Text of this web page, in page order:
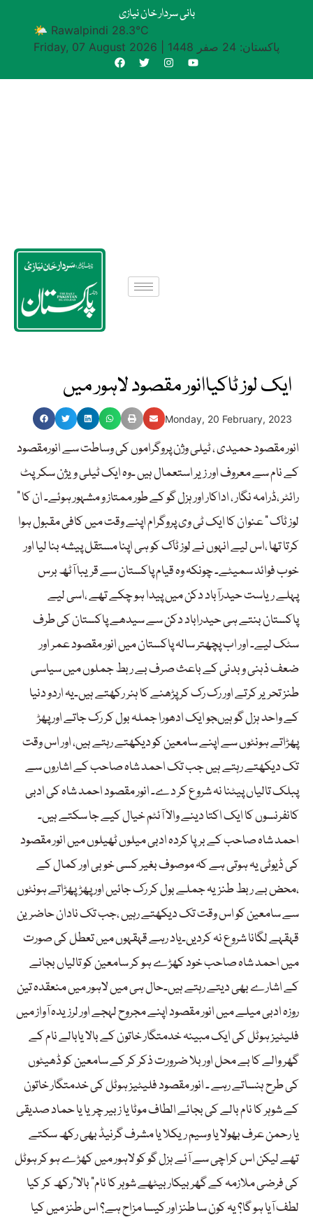
بانی سردار خان نیازی
🌤 Rawalpindi 28.3°C
Friday, 07 August 2026
پاکستان: 24 صفر 1448
ایک لوز ٹاکیاانور مقصود لاہور میں
Monday, 20 February, 2023
انور مقصود حمیدی ، ٹیلی وژن پروگراموں کی وساطت سے انورمقصود
کے نام سے معروف اور زیر استعمال ہیں ۔وہ ایک ٹیلی ویژن سکرپٹ
رائٹر ،ڈرامہ نگار ، اداکار اور ہزل گو کے طور ممتاز و مشہور ہوئے۔ ان کا ”
لوز ٹاک ” عنوان کا ایک ٹی وی پروگرام اپنے وقت میں کافی مقبول ہوا
کرتا تھا ،اس لیے انہوں نے لوز ٹاک کو ہی اپنا مستقل پیشہ بنا لیا اور
خوب فوائد سمیٹے۔ چونکہ وہ قیام پاکستان سے قریبا آٹھ برس
پہلے ریاست حیدرآباد دکن میں پیدا ہو چکے تھے ،اسی لیے
پاکستان بنتے ہی حیدراباد دکن سے سیدھے پاکستان کی طرف
سٹک لیے۔ اور اب پچھتر سالہ پاکستان میں انور مقصود عمر اور
ضعف ذہنی و بدنی کے باعث صرف بے ربط جملوں میں سیاسی
طنز تحریر کرتے اور رک رک کر پڑھنے کا ہنر رکھتے ہیں۔یہ اردو دنیا
کے واحد ہزل گو ہیںجو ایک ادھورا جملہ بول کر رک جاتے اور پھڑ
پھڑاتے ہونٹوں سے اپنے سامعین کو دیکھتے رہتے ہیں، اور اس وقت
تک دیکھتے رہتے ہیں جب تک احمد شاہ صاحب کے اشاروں سے
پبلک تالیاں پیٹنا نہ شروع کر دے۔ انور مقصود احمد شاہ کی ادبی
کانفرنسوں کا ایک اکتا دینے والا آئٹم خیال کیے جا سکتے ہیں۔
احمد شاہ صاحب کے برپا کردہ ادبی میلوں ٹھیلوں میں انور مقصود
کی ڈیوٹی یہ ہوتی ہے کہ موصوف بغیر کسی خوبی اور کمال کے
،محض بے ربط طنزیہ جملے بول کر رک جائیں اور پھڑپھڑاتے ہونٹوں
سے سامعین کو اس وقت تک دیکھتے رہیں ،جب تک نادان حاضرین
قہقہے لگانا شروع نہ کردیں۔یاد رہے قہقہوں میں تعطل کی صورت
میں احمد شاہ صاحب خود کھڑے ہو کر سامعین کو تالیاں بجانے
کے اشارے بھی دیتے رہتے ہیں۔حال ہی میں لاہور میں منعقدہ تین
روزہ ادبی میلے میں انور مقصود اپنے مجروح لہجے اور لرزیدہ آواز میں
فلیٹیز ہوٹل کی ایک مبینہ خدمتگار خاتون کے بالا یابالے نام کے
گھر والے کا بے محل اور بلا ضرورت ذکر کر کے سامعین کو ڈھیٹوں
کی طرح ہنساتے رہے ۔ انور مقصود فلیٹیز ہوٹل کی خدمتگار خاتون
کے شوہر کا نام بالے کی بجائے الطاف موٹا یا زبیر چریا یا حماد صدیقی
یا رحمن عرف بھولا یا وسیم ریکلا یا مشرف گرنیڈ بھی رکھ سکتے
تھے لیکن اس کراچی سے آئے ہزل گو کو لاہور میں کھڑے ہو کر ہوٹل
کی فرضی ملازمہ کے گھر بیکار بیٹھے شوہر کا نام” بالا”رکھ کر کیا
لطف آیا ہو گا؟ یہ کون سا طنز اور کیسا مزاح ہے؟ اس طنز میں کیا